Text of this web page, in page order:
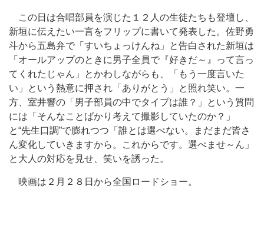
この日は合唱部員を演じた１２人の生徒たちも登壇し、
新垣に伝えたい一言をフリップに書いて発表した。佐野勇
斗から五島弁で「すいちょっけんね」と告白された新垣は
「オールアップのときに男子全員で『好きだ～』って言っ
てくれたじゃん」とかわしながらも、「もう一度言いた
い」という熱意に押され「ありがとう」と照れ笑い。一
方、室井響の「男子部員の中でタイプは誰？」という質問
には「そんなことばかり考えて撮影していたのか？」
と“先生口調”で膨れつつ「誰とは選べない。まだまだ皆さ
ん変化していきますから。これからです。選べませ～ん」
と大人の対応を見せ、笑いを誘った。
映画は２月２８日から全国ロードショー。